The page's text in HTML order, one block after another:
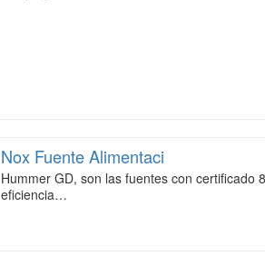
Nox Fuente Alimentaci
Hummer GD, son las fuentes con certificado
eficiencia…